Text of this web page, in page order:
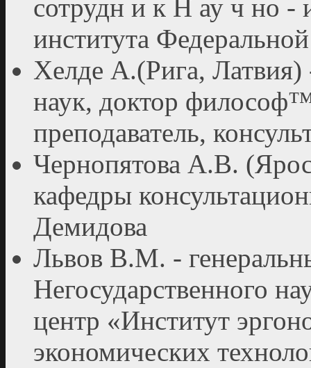
сотрудн и к Н ау ч но -
института
Хелде А.(Рига, Латвия)
наук, доктор
преподаватель,
Чернопятова А.В.
кафедры
Демидова
Львов В.М. -
Негосударственного
центр «Институт
экономических